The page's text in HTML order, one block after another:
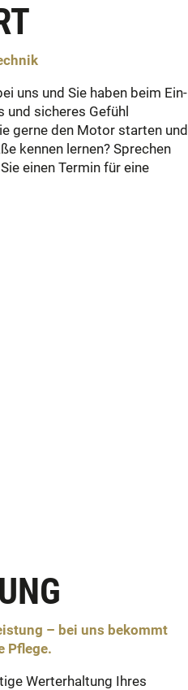
uns und Sie haben beim Ein-
und sicheres Gefühl
gerne den Motor starten und
kennen lernen? Sprechen
einen Termin für eine
– bei uns bekommt
Pflege.
Werterhaltung Ihres